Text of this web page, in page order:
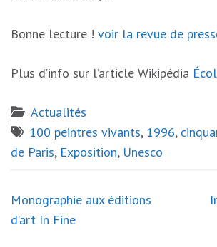
Bonne lecture ! voir la revue de
Plus d’info sur l’article Wikipédia
Actualités
100 peintres vivants, 1996,
de Paris, Exposition, Unesco
Navigation
de
Monographie aux éditions
d’art In Fine